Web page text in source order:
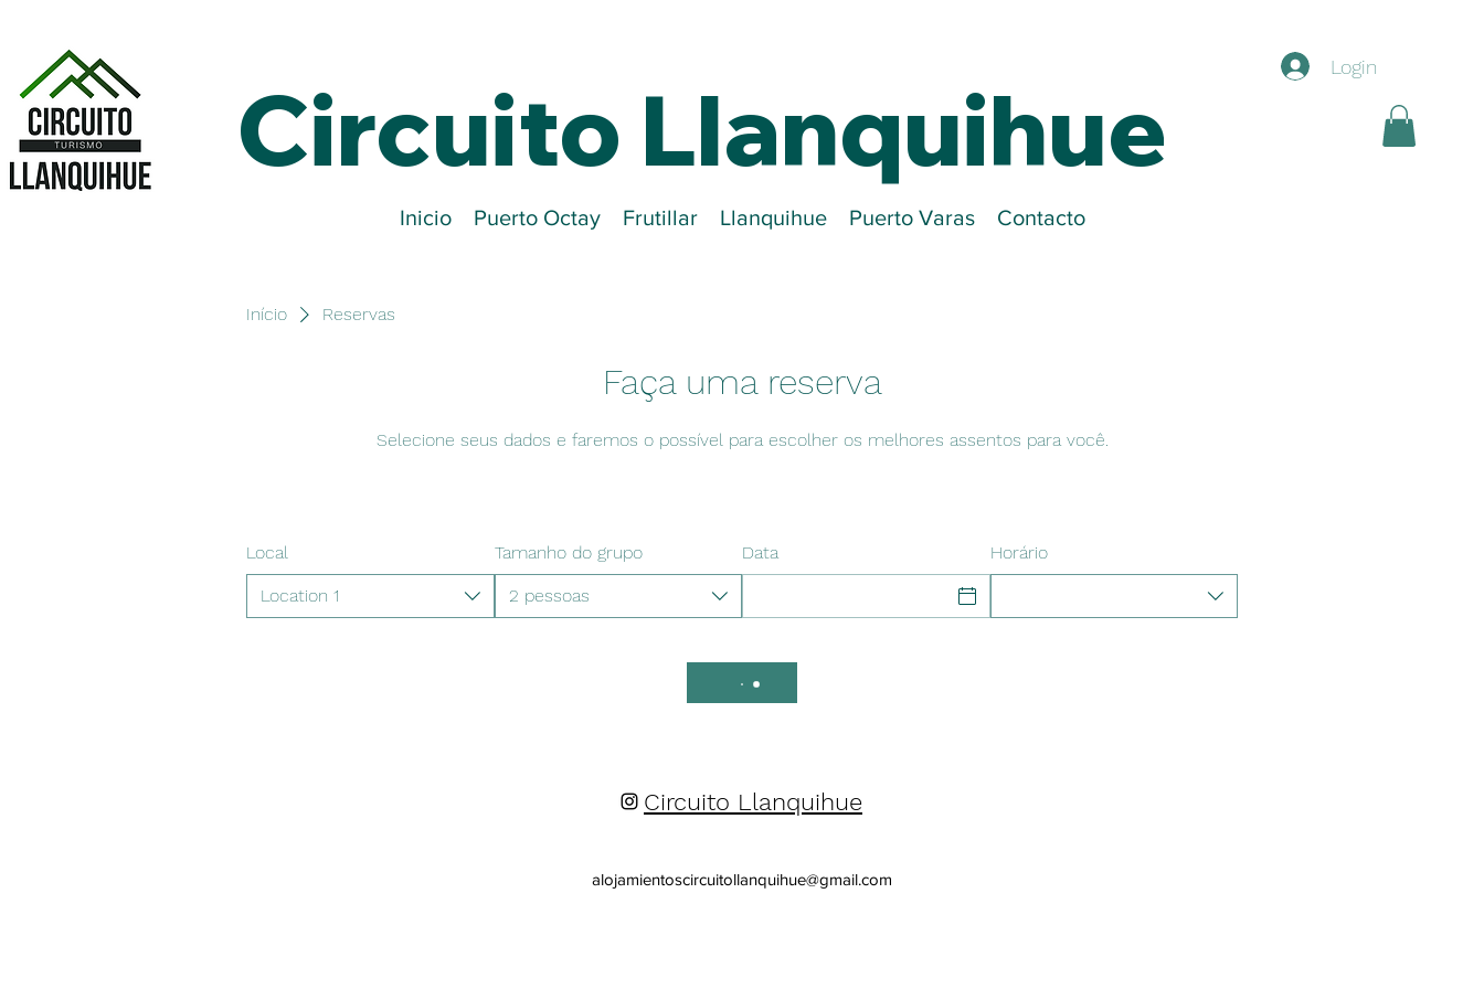
Circuito Llanquihue
Login
Inicio Puerto Octay Frutillar Llanquihue Puerto Varas Contacto
Início Reservas
Faça uma reserva
Selecione seus dados e faremos o possível para escolher os melhores assentos para você.
Local
Location 1
Tamanho do grupo
2 pessoas
Data Horário
Circuito Llanquihue
alojamientoscircuitollanquihue@gmail.com